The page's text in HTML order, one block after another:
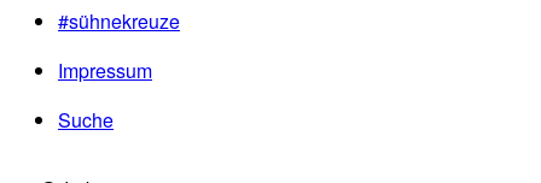
#sühnekreuze
Impressum
Suche